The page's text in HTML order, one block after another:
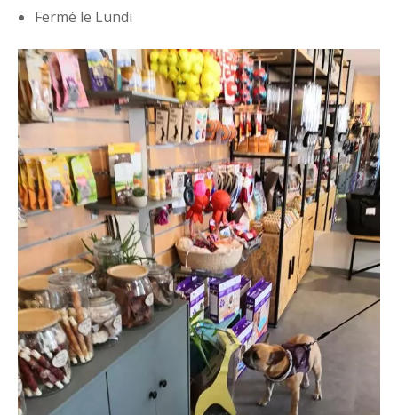
Fermé le Lundi